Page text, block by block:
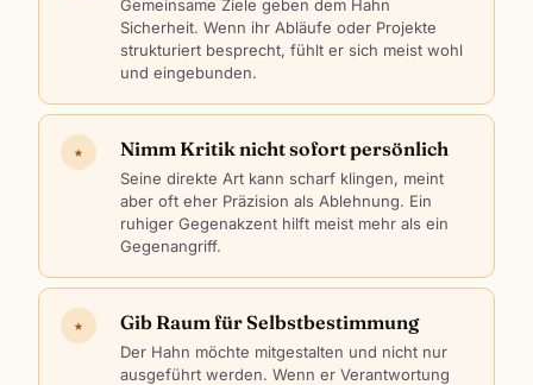
Gemeinsame Ziele geben dem Hahn
Sicherheit. Wenn ihr Abläufe oder Projekte
strukturiert besprecht, fühlt er sich meist wohl
und eingebunden.
★ Nimm Kritik nicht sofort persönlich
Seine direkte Art kann scharf klingen, meint
aber oft eher Präzision als Ablehnung. Ein
ruhiger Gegenakzent hilft meist mehr als ein
Gegenangriff.
★ Gib Raum für Selbstbestimmung
Der Hahn möchte mitgestalten und nicht nur
ausgeführt werden. Wenn er Verantwortung